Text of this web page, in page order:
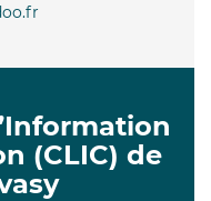
(CLIC) de